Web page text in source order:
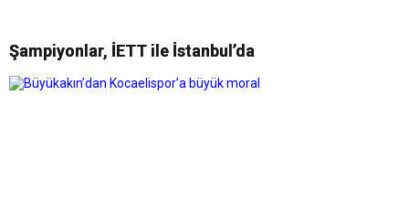
Şampiyonlar, İETT ile İstanbul’da